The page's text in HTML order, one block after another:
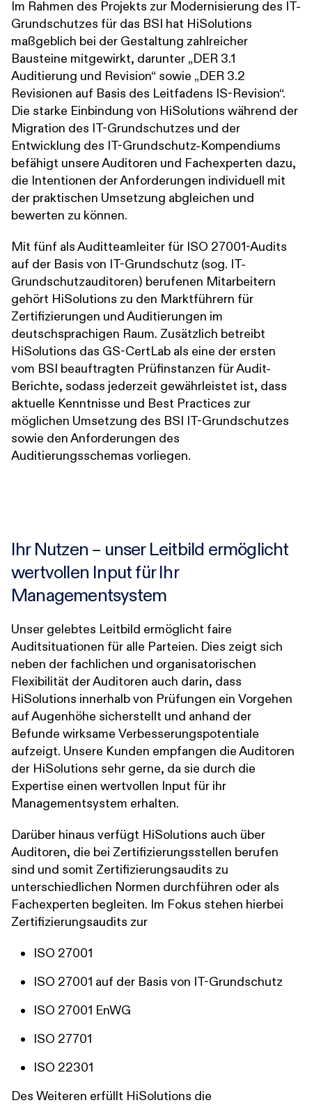
Im Rahmen des Projekts zur Modernisierung des IT-
Grundschutzes für das BSI hat HiSolutions
maßgeblich bei der Gestaltung zahlreicher
Bausteine mitgewirkt, darunter „DER 3.1
Auditierung und Revision“ sowie „DER 3.2
Revisionen auf Basis des Leitfadens IS-Revision“.
Die starke Einbindung von HiSolutions während der
Migration des IT-Grundschutzes und der
Entwicklung des IT-Grundschutz-Kompendiums
befähigt unsere Auditoren und Fachexperten dazu,
die Intentionen der Anforderungen individuell mit
der praktischen Umsetzung abgleichen und
bewerten zu können.
Mit fünf als Auditteamleiter für ISO 27001-Audits
auf der Basis von IT-Grundschutz (sog. IT-
Grundschutzauditoren) berufenen Mitarbeitern
gehört HiSolutions zu den Marktführern für
Zertifizierungen und Auditierungen im
deutschsprachigen Raum. Zusätzlich betreibt
HiSolutions das GS-CertLab als eine der ersten
vom BSI beauftragten Prüfinstanzen für Audit-
Berichte, sodass jederzeit gewährleistet ist, dass
aktuelle Kenntnisse und Best Practices zur
möglichen Umsetzung des BSI IT-Grundschutzes
sowie den Anforderungen des
Auditierungsschemas vorliegen.
Ihr Nutzen – unser Leitbild ermöglicht
wertvollen Input für Ihr
Managementsystem
Unser gelebtes Leitbild ermöglicht faire
Auditsituationen für alle Parteien. Dies zeigt sich
neben der fachlichen und organisatorischen
Flexibilität der Auditoren auch darin, dass
HiSolutions innerhalb von Prüfungen ein Vorgehen
auf Augenhöhe sicherstellt und anhand der
Befunde wirksame Verbesserungspotentiale
aufzeigt. Unsere Kunden empfangen die Auditoren
der HiSolutions sehr gerne, da sie durch die
Expertise einen wertvollen Input für ihr
Managementsystem erhalten.
Darüber hinaus verfügt HiSolutions auch über
Auditoren, die bei Zertifizierungsstellen berufen
sind und somit Zertifizierungsaudits zu
unterschiedlichen Normen durchführen oder als
Fachexperten begleiten. Im Fokus stehen hierbei
Zertifizierungsaudits zur
ISO 27001
ISO 27001 auf der Basis von IT-Grundschutz
ISO 27001 EnWG
ISO 27701
ISO 22301
Des Weiteren erfüllt HiSolutions die